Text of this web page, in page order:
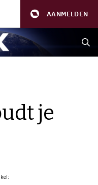
AANMELDEN
je